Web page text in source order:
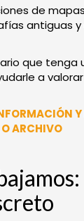
de
antiguas
que tenga
a
ARCHIVO